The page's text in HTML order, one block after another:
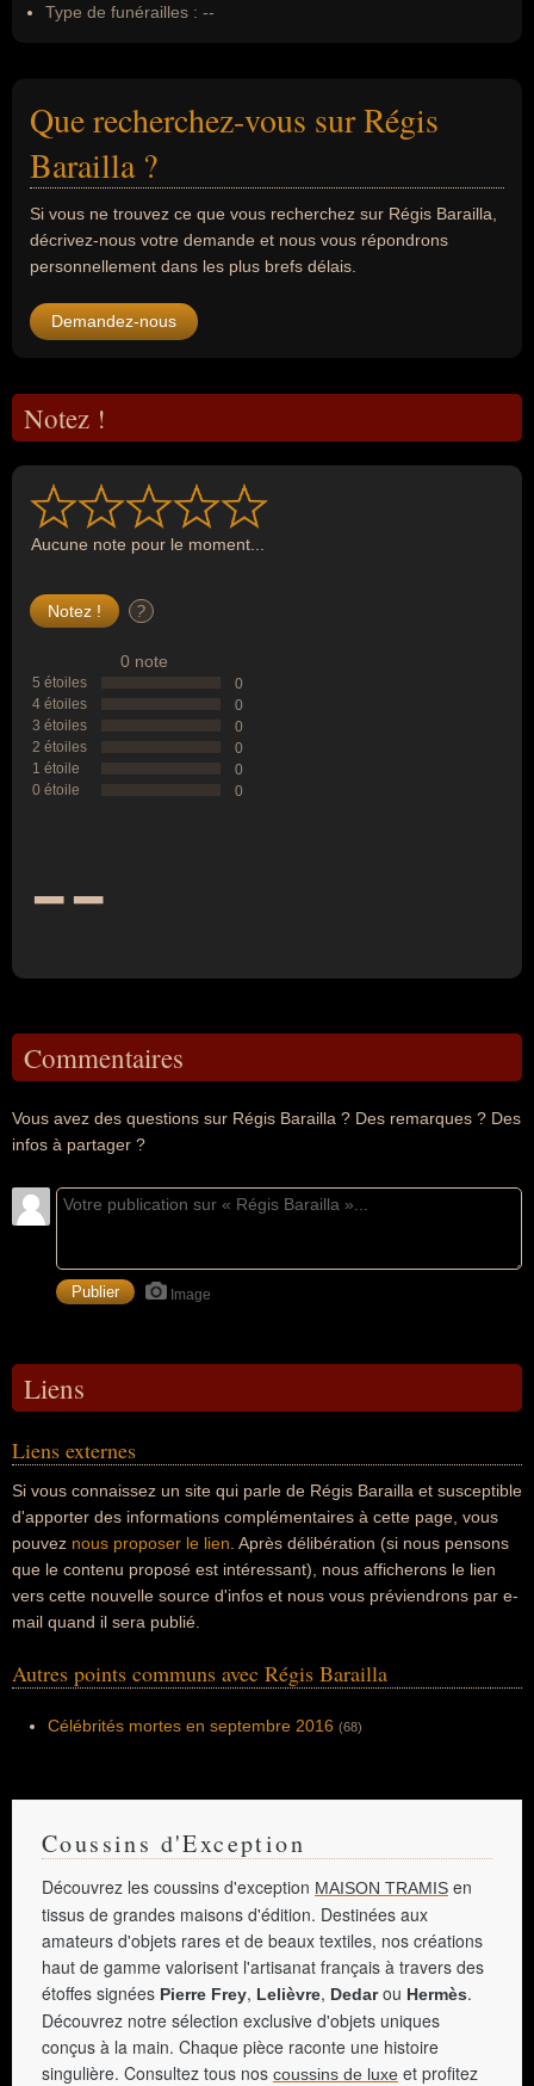
Type de funérailles : --
Que recherchez-vous sur Régis
Barailla ?
Si vous ne trouvez ce que vous recherchez sur Régis Barailla,
décrivez-nous votre demande et nous vous répondrons
personnellement dans les plus brefs délais.
Demandez-nous
Notez !
Aucune note pour le moment...
?
0 note
5 étoiles
0
4 étoiles
0
3 étoiles
0
2 étoiles
0
1 étoile
0
0 étoile
0
--
Commentaires
Vous avez des questions sur Régis Barailla ? Des remarques ? Des
infos à partager ?
Image
Liens
Liens externes
Si vous connaissez un site qui parle de Régis Barailla et susceptible
d'apporter des informations complémentaires à cette page, vous
pouvez nous proposer le lien . Après délibération (si nous pensons
que le contenu proposé est intéressant), nous afficherons le lien
vers cette nouvelle source d'infos et nous vous préviendrons par e-
mail quand il sera publié.
Autres points communs avec Régis Barailla
Célébrités mortes en septembre 2016 (68)
Coussins d'Exception
Découvrez les coussins d'exception MAISON TRAMIS en
tissus de grandes maisons d'édition. Destinées aux
amateurs d'objets rares et de beaux textiles, nos créations
haut de gamme valorisent l'artisanat français à travers des
étoffes signées Pierre Frey, Lelièvre, Dedarou Hermès.
Découvrez notre sélection exclusive d'objets uniques
conçus à la main. Chaque pièce raconte une histoire
singulière. Consultez tous nos coussins de luxe et profitez